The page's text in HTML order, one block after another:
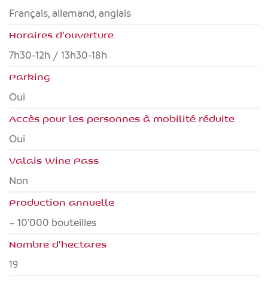
français, allemand, anglais
Horaires d'ouverture
7h30-12h / 13h30-18h
Parking
Oui
Accès pour les personnes à mobilité réduite
oui
Valais Wine Pass
non
Production annuelle
~ 10'000 bouteilles
Nombre d'hectares
19